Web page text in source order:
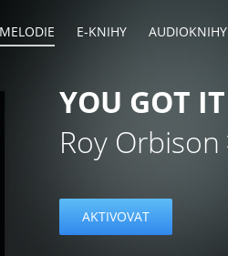
E-KNIHY AUDIOKNIHY
YOU GOT IT
Roy Orbison
AKTIVOVAT